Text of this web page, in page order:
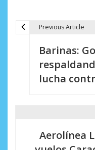
Previous Article
Barinas:
lucha
Aerolínea